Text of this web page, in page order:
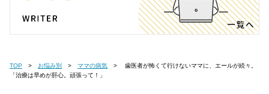
TOP お悩み別 ママの病気
「治療は早めが肝心。頑張って！」